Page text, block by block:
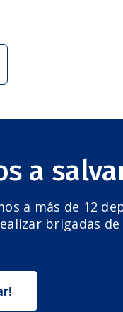
a
a más de 12
brigadas